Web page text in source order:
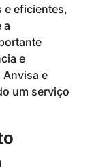
e eficientes,
a
e
e
um serviço